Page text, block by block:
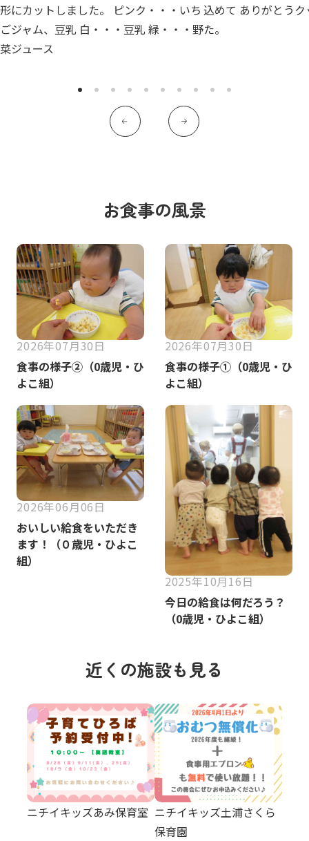
プライバシーポリシー サイトのご利用について
サイトマップ ニチイ学館オフィシャルサイト
形にカットしました。 ピンク・・・いち
ごジャム、豆乳 白・・・豆乳 緑・・・野
菜ジュース
込めて ありがとう
た。
お食事の風景
2026年07月30日
食事の様子②（0歳児・ひ
よこ組）
2026年07月30日
食事の様子①（0歳児・ひ
よこ組）
2026年06月06日
おいしい給食をいただき
ます！（０歳児・ひよこ
組）
2025年10月16日
今日の給食は何だろう？
（0歳児・ひよこ組）
近くの施設も見る
ニチイキッズあみ保育室 ニチイキッズ土浦さくら
保育園